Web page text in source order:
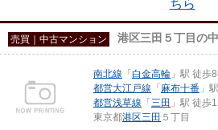
ちら
売買｜中古マンション 港区三田５丁目の
南北線 「白金高輪 」駅 徒歩
都営大江戸線 「麻布十番 」
都営浅草線 「三田 」駅 徒歩
東京都港区三田 ５丁目